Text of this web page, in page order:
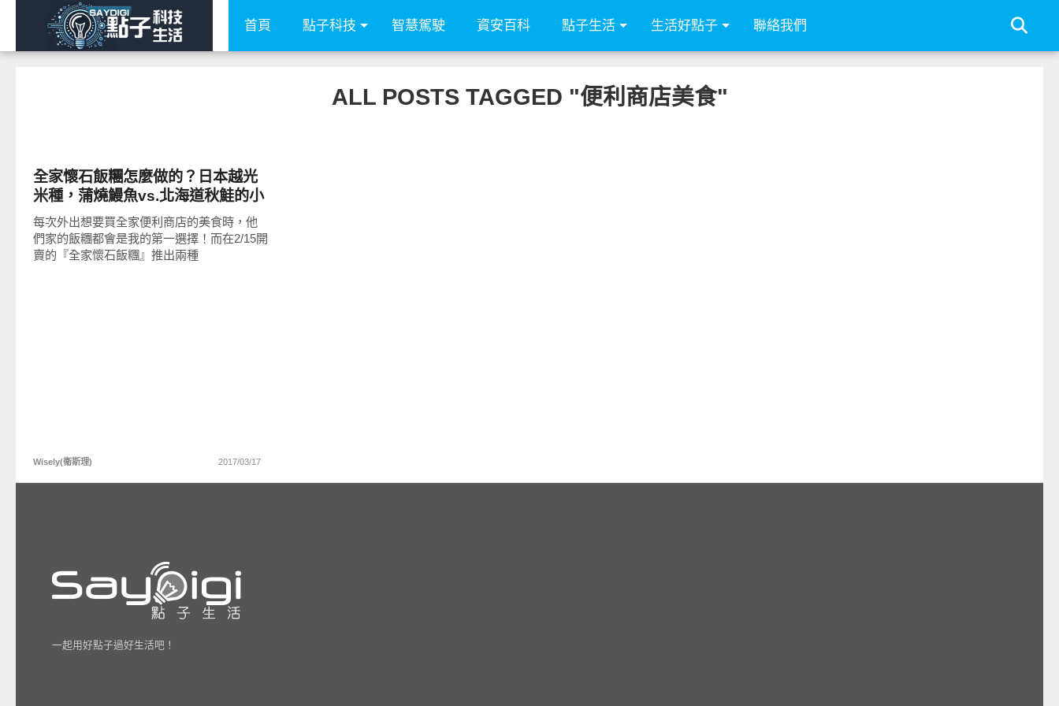
首頁 點子科技 智慧駕駛 資安百科 點子生活 生活好點子 聯絡我們
ALL POSTS TAGGED "便利商店美食"
全家懷石飯糰怎麼做的？日本越光
米種，蒲燒鰻魚vs.北海道秋鮭的小
奢華美味，加熱吃才美味
每次外出想要買全家便利商店的美食時，他
們家的飯糰都會是我的第一選擇！而在2/15開
賣的『全家懷石飯糰』推出兩種
Wisely(衞斯理) 2017/03/17
一起用好點子過好生活吧！